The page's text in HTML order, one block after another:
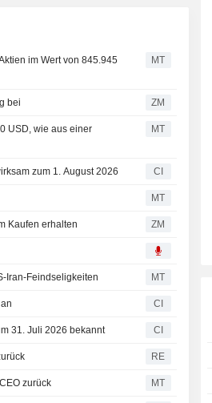
im Wert von 845.945
MT
bei ZM
USD, wie aus einer
MT
zum 1. August 2026 CI
MT
zum Kaufen erhalten ZM
Iran-Feindseligkeiten MT
CI
31. Juli 2026 bekannt CI
RE
zurück MT